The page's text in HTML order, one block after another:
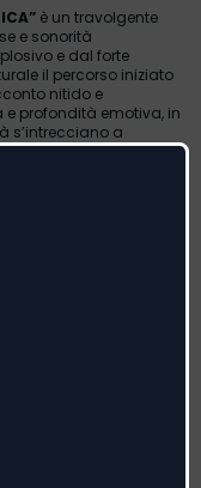
è un travolgente
e sonorità
e dal forte
il percorso iniziato
nitido e
profondità emotiva, in
s’intrecciano a
una distanza familiare